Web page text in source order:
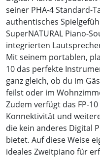
seiner PHA-4 Standard-
authentisches
SuperNATURAL Piano-
integrierten
Mit seinem portablen,
10 das perfekte
ganz gleich, ob du im
feilst oder im
Zudem verfügt das FP-
Konnektivität und
die kein anderes Digital
bietet. Auf diese Weise
ideales Zweitpiano für